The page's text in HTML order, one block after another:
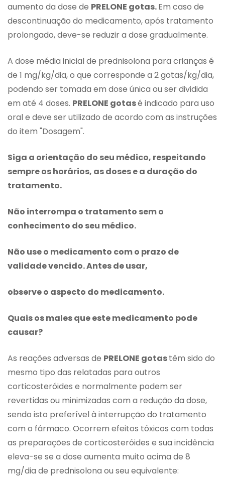
aumento da dose de PRELONE gotas.Em caso de
descontinuação do medicamento, após tratamento
prolongado, deve-se reduzir a dose gradualmente.
A dose média inicial de prednisolona para crianças é
de 1 mg/kg/dia, o que corresponde a 2 gotas/kg/dia,
podendo ser tomada em dose única ou ser dividida
em até 4 doses. PRELONE gotasé indicado para uso
oral e deve ser utilizado de acordo com as instruções
do item "Dosagem".
Siga a orientação do seu médico, respeitando
sempre os horários, as doses e a duração do
tratamento.
Não interrompa o tratamento sem o
conhecimento do seu médico.
Não use o medicamento com o prazo de
validade vencido. Antes de usar,
observe o aspecto do medicamento.
Quais os males que este medicamento pode
causar?
As reações adversas de PRELONE gotastêm sido do
mesmo tipo das relatadas para outros
corticosteróides e normalmente podem ser
revertidas ou minimizadas com a redução da dose,
sendo isto preferível à interrupção do tratamento
com o fármaco. Ocorrem efeitos tóxicos com todas
as preparações de corticosteróides e sua incidência
eleva-se se a dose aumenta muito acima de 8
mg/dia de prednisolona ou seu equivalente: